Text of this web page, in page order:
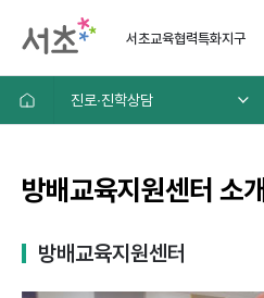
서초교육협력특화지구
진로∙진학상담
방배교육지원센터 소개
방배교육지원센터